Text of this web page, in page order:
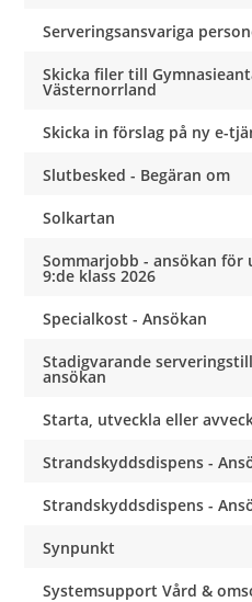
Serveringsansvariga
Skicka filer till
Västernorrland
Skicka in förslag på ny e-
Slutbesked - Begäran om
Solkartan
Sommarjobb - ansökan för
9:de klass 2026
Specialkost - Ansökan
Stadigvarande
ansökan
Starta, utveckla eller
Strandskyddsdispens -
Strandskyddsdispens -
Synpunkt
Systemsupport Vård &